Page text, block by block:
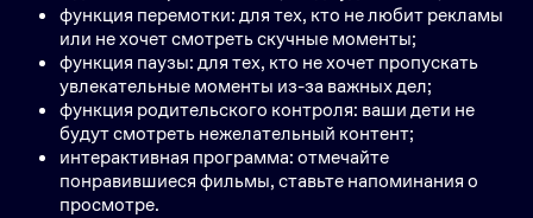
функция перемотки: для тех, кто не любит рекламы
или не хочет смотреть скучные моменты;
функция паузы: для тех, кто не хочет пропускать
увлекательные моменты из-за важных дел;
функция родительского контроля: ваши дети не
будут смотреть нежелательный контент;
интерактивная программа: отмечайте
понравившиеся фильмы, ставьте напоминания о
просмотре.